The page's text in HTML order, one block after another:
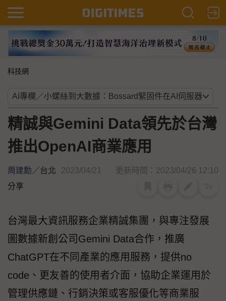
科技網
精誠與Gemini Data領先於台灣
推出OpenAI商業應用
周建勳／台北 2023/04/21
更新時間：2023/04/26 12:10
分享
台灣最大資訊服務企業精誠集團，與專注發展
圖數據新創公司Gemini Data合作，推廣
ChatGPT在不同產業的應用服務，提供no
code、更友善的使用者介面，協助企業運用於
管理供應鏈、行銷決策或客服優化等商業服